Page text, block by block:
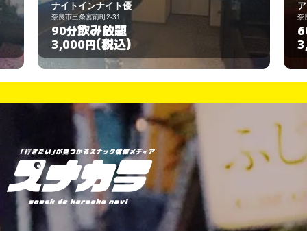
アイリス
奈良市大宮町6丁目7-8
60分飲み放題
3,000円(税込)